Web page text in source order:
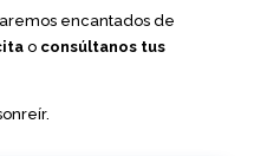
encantados de
o consúltanos tus